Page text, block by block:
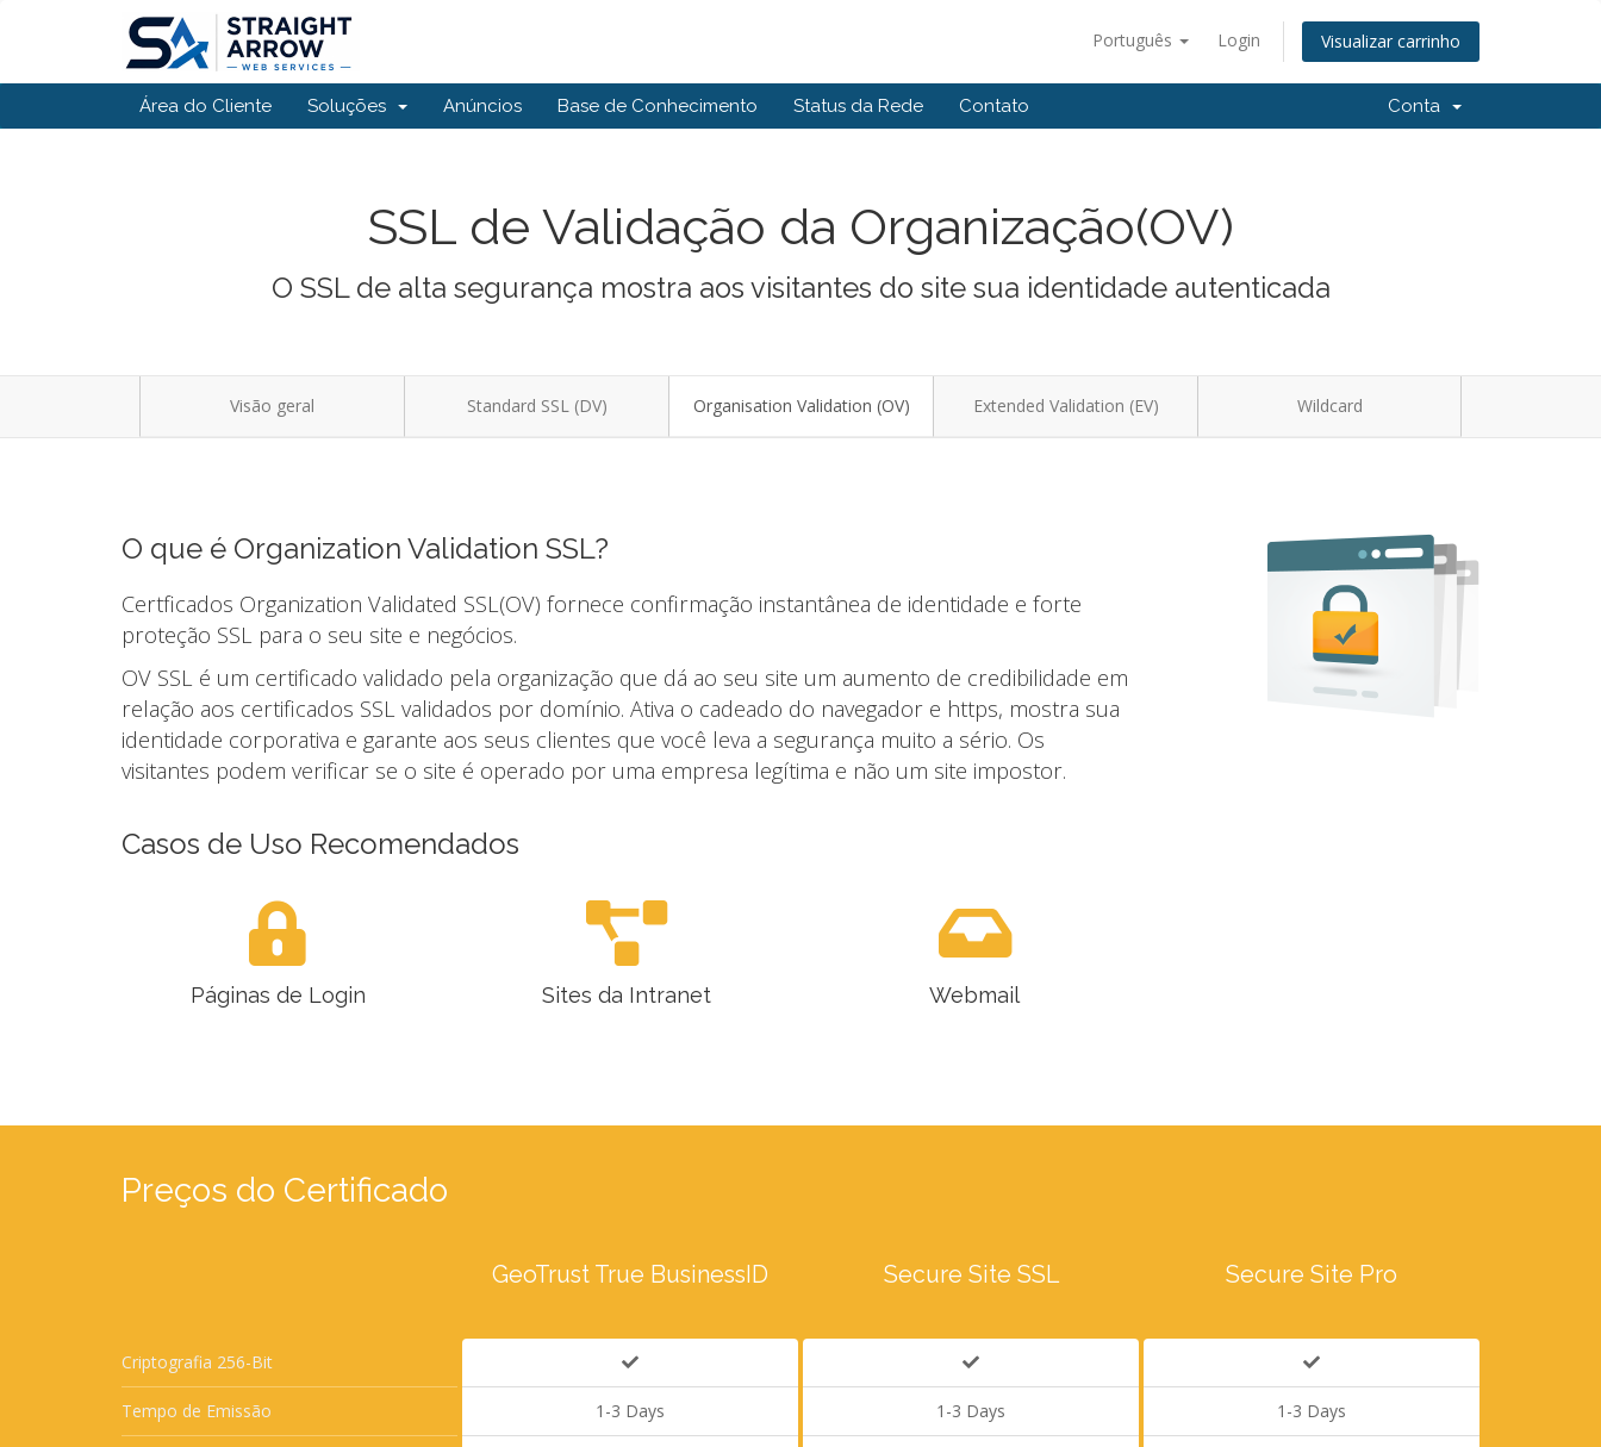
Português Login Visualizar carrinho
Área do Cliente Soluções Anúncios Base de Conhecimento Status da Rede Contato Conta
SSL de Validação da Organização(OV)
O SSL de alta segurança mostra aos visitantes do site sua identidade autenticada
Visão geral Standard SSL (DV) Organisation Validation (OV) Extended Validation (EV) Wildcard
O que é Organization Validation SSL?
Certficados Organization Validated SSL(OV) fornece confirmação instantânea de identidade e forte
proteção SSL para o seu site e negócios.
OV SSL é um certificado validado pela organização que dá ao seu site um aumento de credibilidade em
relação aos certificados SSL validados por domínio. Ativa o cadeado do navegador e https, mostra sua
identidade corporativa e garante aos seus clientes que você leva a segurança muito a sério. Os
visitantes podem verificar se o site é operado por uma empresa legítima e não um site impostor.
Casos de Uso Recomendados
Páginas de Login Sites da Intranet Webmail
Preços do Certificado
Criptografia 256-Bit
Tempo de Emissão
GeoTrust True BusinessID
1-3 Days
Secure Site SSL
1-3 Days
Secure Site Pro
1-3 Days